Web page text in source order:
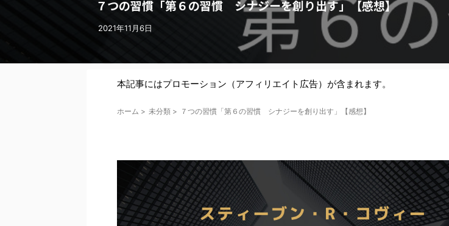
７つの習慣「第６の習慣 シナジーを創り出す」【感想】
2021年11月6日
本記事にはプロモーション（アフィリエイト広告）が含まれます。
ホーム > 未分類 > ７つの習慣「第６の習慣 シナジーを創り出す」【感想】